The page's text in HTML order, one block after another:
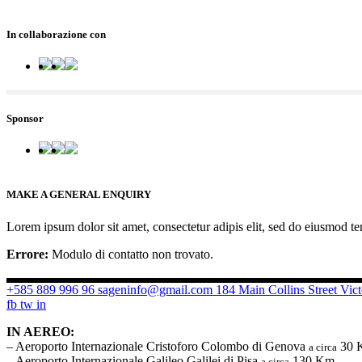
In collaborazione con
Sponsor
MAKE A GENERAL ENQUIRY
Lorem ipsum dolor sit amet, consectetur adipis elit, sed do eiusmod
Errore: Modulo di contatto non trovato.
+585 889 996 96 sageninfo@gmail.com 184 Main Collins Street
fb tw in
IN AEREO:
– Aeroporto Internazionale Cristoforo Colombo di Genova a circa 30